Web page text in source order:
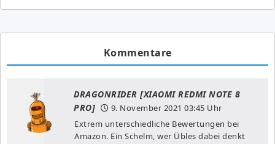
Kommentare
DRAGONRIDER [XIAOMI REDMI NOTE 8
PRO]
9. November 2021 03:45 Uhr
Extrem unterschiedliche Bewertungen bei
Amazon. Ein Schelm, wer Übles dabei denkt